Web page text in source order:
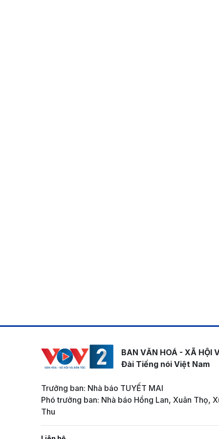
BAN VĂN HOÁ - XÃ HỘI
Đài Tiếng nói Việt Nam
Trưởng ban: Nhà báo TUYẾT MAI
Phó trưởng ban: Nhà báo Hồng Lan, Xuân Thọ,
Thu